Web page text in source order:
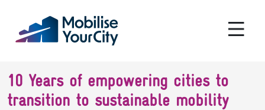
10 Years of empowering cities to
transition to sustainable mobility